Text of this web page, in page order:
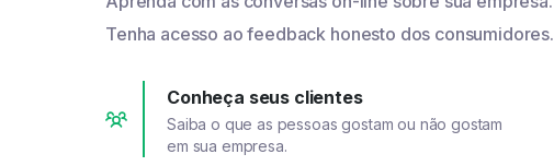
Tenha acesso ao feedback honesto dos consumidores.
Conheça seus clientes
Saiba o que as pessoas gostam ou não gostam
em sua empresa.